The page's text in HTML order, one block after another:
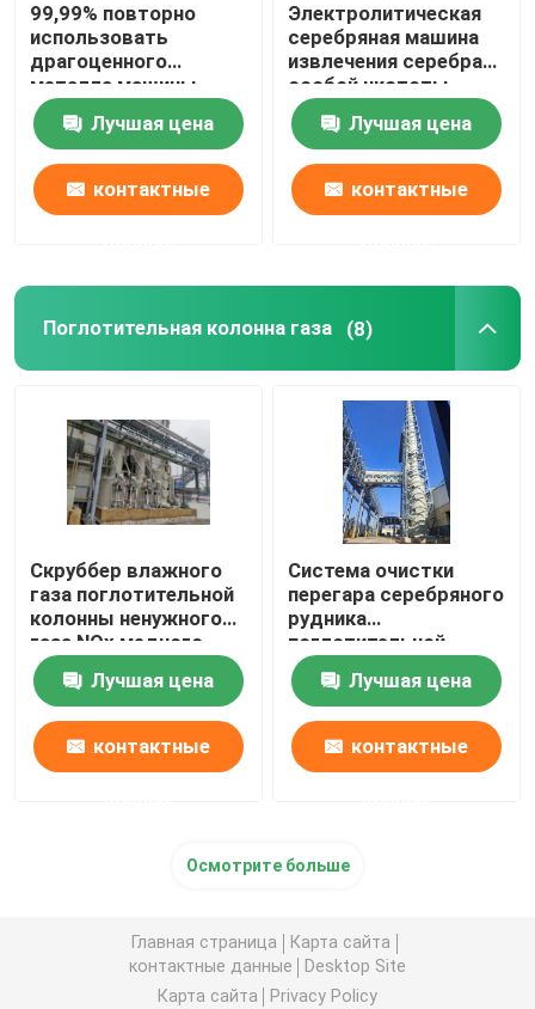
99,99% повторно
использовать
драгоценного
металла машины
электролиза серебра
особой чистоты
Лучшая цена
контактные
Электролитическая
серебряная машина
извлечения серебра
особой чистоты
системы 99,99%
спасенияЛучшая цена
контактные
Поглотительная колонна газа (8)
Скруббер влажного
газа поглотительной
колонны ненужного
газа NOx медного
рудника
Лучшая цена
контактные
Система очистки
перегара серебряного
рудника
поглотительной
колонны газа отхода
высокой
концентрации
Лучшая цена
контактные
Осмотрите больше
Главная страница
Карта сайта
контактные данные
Desktop Site
Карта сайта
Privacy Policy